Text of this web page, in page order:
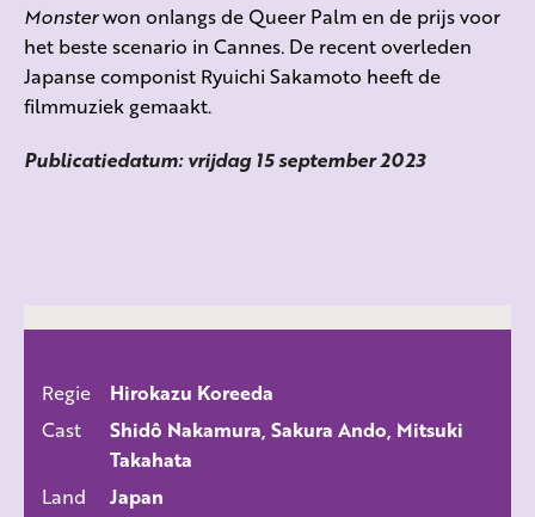
Monsterwon onlangs de Queer Palm en de prijs voor
het beste scenario in Cannes. De recent overleden
Japanse componist Ryuichi Sakamoto heeft de
filmmuziek gemaakt.
Publicatiedatum: vrijdag 15 september 2023
Regie
Hirokazu Koreeda
Cast
Shidô Nakamura, Sakura Ando, Mitsuki
Takahata
Land
Japan